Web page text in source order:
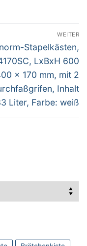
WEITER
Stapelkästen,
LxBxH 600
x 170 mm, mit 2
Inhalt
Liter, Farbe: weiß